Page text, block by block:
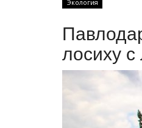
Экология
лосиху